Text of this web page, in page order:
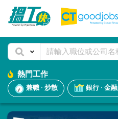
熱門工作
兼職 · 炒散 銀行 · 金融